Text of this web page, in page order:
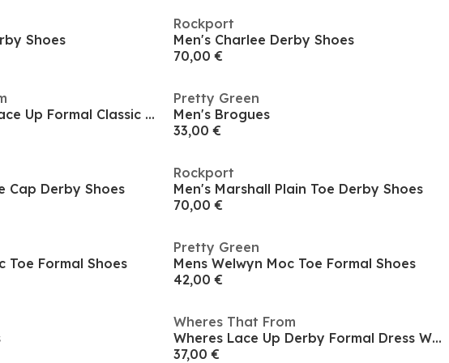
Shoes
Rockport
Men's Charlee Derby Shoes
70,00 €
Wheres Oxford Lace Up Formal Classic Dress Shoe
Pretty Green
Men's Brogues
33,00 €
Cap Derby Shoes
Rockport
Men's Marshall Plain Toe Derby Shoes
70,00 €
Toe Formal Shoes
Pretty Green
Mens Welwyn Moc Toe Formal Shoes
42,00 €
Wheres That From
Wheres Lace Up Derby Formal Dress Work Shoes
37,00 €